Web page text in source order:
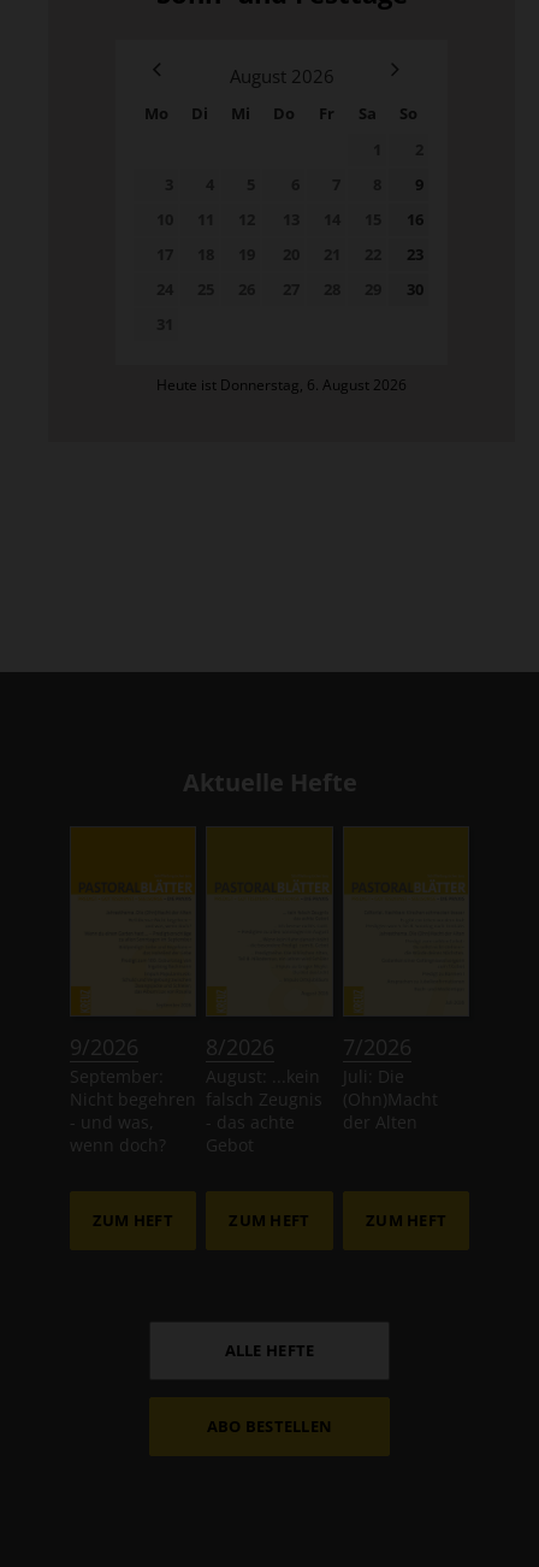
August 2026
Mo Di Mi Do Fr Sa
So
9
16
23
30
Heute ist Donnerstag, 6. August 2026
Aktuelle Hefte
9/2026
September:
Nicht begehren
- und was,
wenn doch?
ZUM HEFT
8/2026
August: ...kein
falsch Zeugnis
- das achte
Gebot
ZUM HEFT
7/2026
Juli: Die
(Ohn)Macht
der Alten
ZUM HEFT
ALLE HEFTE
ABO BESTELLEN